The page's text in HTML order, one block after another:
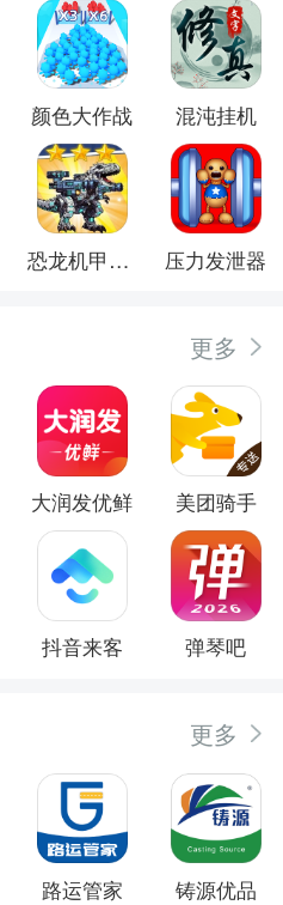
颜色大作战 混沌挂机
恐龙机甲射手 压力发泄器
更多
大润发优鲜 美团骑手
抖音来客 弹琴吧
更多
路运管家 铸源优品